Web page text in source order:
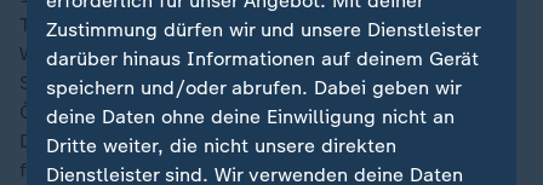
Tschechien kommt wie schon in Hälfte Eins mit viel
Wucht aus der Kabine. Während Darida mit seinem
Schuss aus zehn Metern noch geblockt wird, bringt
Červ seinen Versuch aus der zweiten Reihe aufs Tor.
Doch Williams lenkt die Kugel über die Latte. Den
folgenden Eckball köpft Patrik Schick aus sieben
Zustimmung dürfen wir und unsere Dienstleister
darüber hinaus Informationen auf deinem Gerät
speichern und/oder abrufen. Dabei geben wir
deine Daten ohne deine Einwilligung nicht an
Dritte weiter, die nicht unsere direkten
Dienstleister sind. Wir verwenden deine Daten